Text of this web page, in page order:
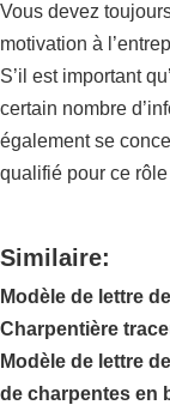
Vous devez
motivation à
S’il est important
certain nombre
également se
qualifié pour ce
Similaire:
Modèle de lettre
Charpentière
Modèle de lettre
de charpentes en